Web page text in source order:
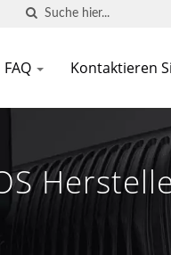
FAQ Kontaktieren